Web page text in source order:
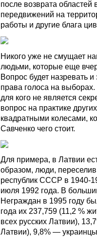
после возврата областей
передвижений на
работы и другие блага
Никого уже не смущает
людьми, которые еще
Вопрос будет назревать
права голоса на
для кого не является
вопрос на практике
квадратными колесами,
Савченко чего стоит.
Для примера, в Латвии
образом, люди,
республик СССР в 1940-
июля 1992 года. В
Неграждан в 1995 году
года их 237,759 (11,2 %
всех русских Латвии),
Латвии), 9,8% —